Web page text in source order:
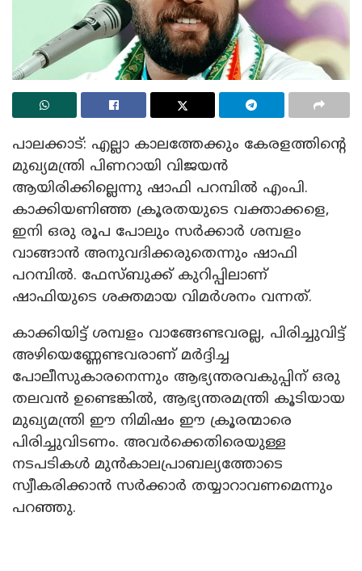
പാലക്കാട്: എല്ലാ കാലത്തേക്കും കേരളത്തിന്റെ
മുഖ്യമന്ത്രി പിണറായി വിജയന്‍
ആയിരിക്കില്ലെന്നു ഷാഫി പറമ്പില്‍ എംപി.
കാക്കിയണിഞ്ഞ ക്രൂരതയുടെ വക്താക്കളെ,
ഇനി ഒരു രൂപ പോലും സര്‍ക്കാര്‍ ശമ്പളം
വാങ്ങാന്‍ അനുവദിക്കരുതെന്നും ഷാഫി
പറമ്പില്‍. ഫേസ്ബുക്ക് കുറിപ്പിലാണ്
ഷാഫിയുടെ ശക്തമായ വിമര്‍ശനം വന്നത്.
കാക്കിയിട്ട് ശമ്പളം വാങ്ങേണ്ടവരല്ല, പിരിച്ചുവിട്ട്
അഴിയെണ്ണേണ്ടവരാണ് മര്‍ദ്ദിച്ച
പോലീസുകാരനെന്നും ആഭ്യന്തരവകുപ്പിന് ഒരു
തലവന്‍ ഉണ്ടെങ്കില്‍, ആഭ്യന്തരമന്ത്രി കൂടിയായ
മുഖ്യമന്ത്രി ഈ നിമിഷം ഈ ക്രൂരന്മാരെ
പിരിച്ചുവിടണം. അവര്‍ക്കെതിരെയുള്ള
നടപടികള്‍ മുന്‍കാലപ്രാബല്യത്തോടെ
സ്വീകരിക്കാന്‍ സര്‍ക്കാര്‍ തയ്യാറാവണമെന്നും
പറഞ്ഞു.